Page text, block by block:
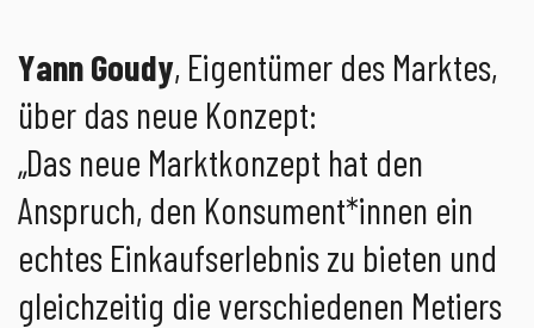
Yann Goudy, Eigentümer des Marktes,
über das neue Konzept:
„Das neue Marktkonzept hat den
Anspruch, den Konsument*innen ein
echtes Einkaufserlebnis zu bieten und
gleichzeitig die verschiedenen Metiers